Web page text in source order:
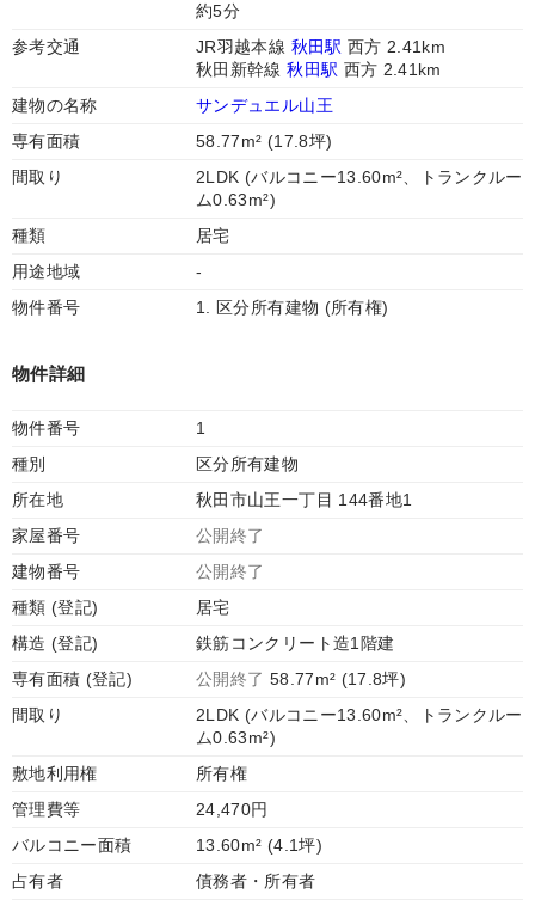
約5分
参考交通
JR羽越本線 秋田駅 西方 2.41km
秋田新幹線秋田駅 西方 2.41km
建物の名称
サンデュエル山王
専有面積
58.77m² (17.8坪)
間取り
2LDK (バルコニー13.60m²、トランクルー
ム0.63m²)
種類
居宅
用途地域
-
物件番号
1. 区分所有建物 (所有権)
物件詳細
物件番号
1
種別
区分所有建物
所在地
秋田市山王一丁目 144番地1
家屋番号
公開終了
建物番号
公開終了
種類 (登記)
居宅
構造 (登記)
鉄筋コンクリート造1階建
専有面積 (登記)
公開終了 58.77m² (17.8坪)
間取り
2LDK (バルコニー13.60m²、トランクルー
ム0.63m²)
敷地利用権
所有権
管理費等
24,470円
バルコニー面積
13.60m² (4.1坪)
占有者
債務者・所有者